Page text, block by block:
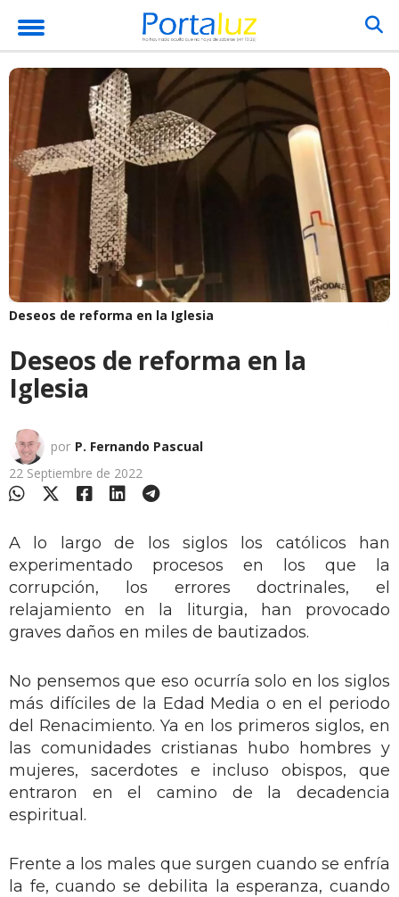
Deseos de reforma en la Iglesia
Deseos de reforma en la
Iglesia
por P. Fernando Pascual
22 Septiembre de 2022
A lo largo de los siglos los católicos han
experimentado procesos en los que la
corrupción, los errores doctrinales, el
relajamiento en la liturgia, han provocado
graves daños en miles de bautizados.
No pensemos que eso ocurría solo en los siglos
más difíciles de la Edad Media o en el periodo
del Renacimiento. Ya en los primeros siglos, en
las comunidades cristianas hubo hombres y
mujeres, sacerdotes e incluso obispos, que
entraron en el camino de la decadencia
espiritual.
Frente a los males que surgen cuando se enfría
la fe, cuando se debilita la esperanza, cuando